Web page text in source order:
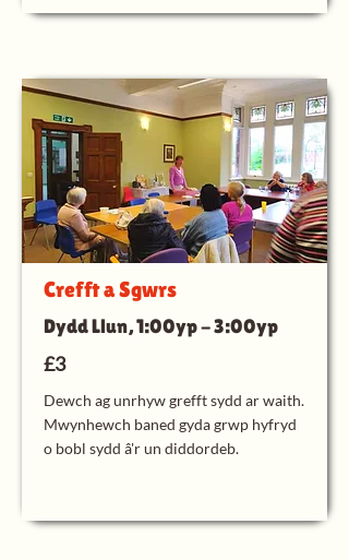
Crefft a Sgwrs
Dydd Llun, 1:00yp - 3:00yp
£3
Dewch ag unrhyw grefft sydd ar waith.
Mwynhewch baned gyda grwp hyfryd
o bobl sydd â'r un diddordeb.